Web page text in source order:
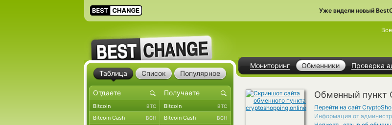
Уже видели новый
Мониторинг Обменники Проверка
Обменный пункт
Перейти на сайт
Информация от
Таблица Список Популярное
Bitcoin BTC Bitcoin BTC
Bitcoin Cash BCH Bitcoin Cash BCH